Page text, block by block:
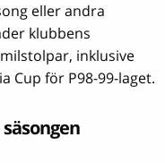
eller andra
klubbens
inklusive
Cup för P98-99-laget.